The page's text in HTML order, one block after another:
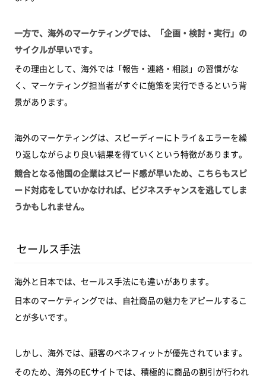
一方で、海外のマーケティングでは、「企画・検討・実行」の
サイクルが早いです。
その理由として、海外では「報告・連絡・相談」の習慣がな
く、マーケティング担当者がすぐに施策を実行できるという背
景があります。
海外のマーケティングは、スピーディーにトライ＆エラーを繰
り返しながらより良い結果を得ていくという特徴があります。
競合となる他国の企業はスピード感が早いため、こちらもスピ
ード対応をしていかなければ、ビジネスチャンスを逃してしま
うかもしれません。
セールス手法
海外と日本では、セールス手法にも違いがあります。
日本のマーケティングでは、自社商品の魅力をアピールするこ
とが多いです。
しかし、海外では、顧客のベネフィットが優先されています。
そのため、海外のECサイトでは、積極的に商品の割引が行われ